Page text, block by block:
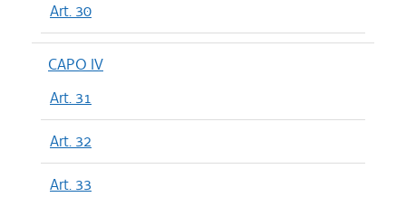
Art. 30
CAPO IV
Art. 31
Art. 32
Art. 33